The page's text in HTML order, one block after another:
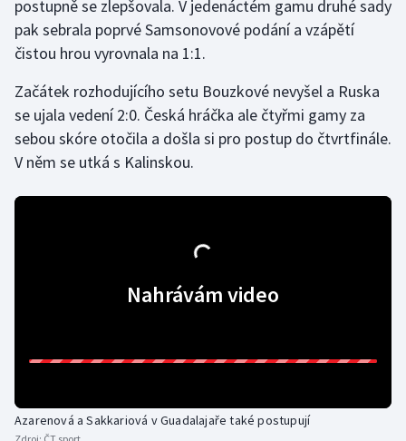
Gymnastika
Jezdectví
Judo
Krasobruslení
Lyže a snowboard
Olympijské hry
postupně se zlepšovala. V jedenáctém gamu druhé sady
pak sebrala poprvé Samsonovové podání a vzápětí
čistou hrou vyrovnala na 1:1.
Začátek rozhodujícího setu Bouzkové nevyšel a Ruska
se ujala vedení 2:0. Česká hráčka ale čtyřmi gamy za
sebou skóre otočila a došla si pro postup do čtvrtfinále.
V něm se utká s Kalinskou.
Nahrávám video
Azarenová a Sakkariová v Guadalajaře také postupují